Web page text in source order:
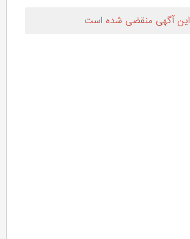
این آگهی منقضی شده است